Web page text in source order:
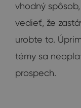
vhodný
vedieť, že
urobte to.
témy sa
prospech.